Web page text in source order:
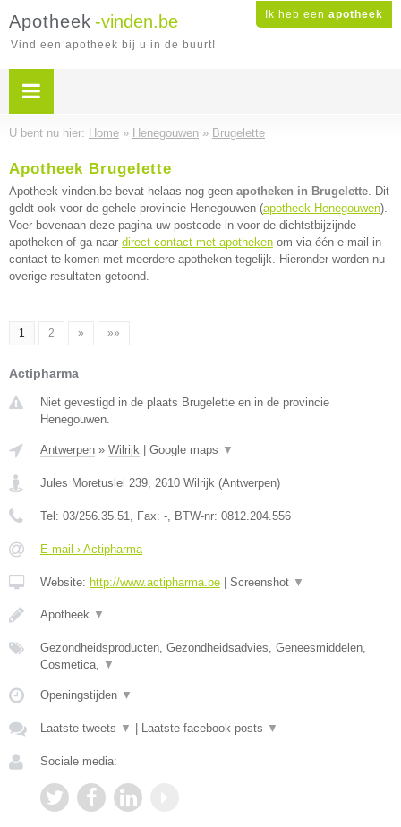
Ik heb een apotheek
Apotheek -vinden.be
Vind een apotheek bij u in de buurt!
U bent nu hier: Home » Henegouwen » Brugelette
Apotheek Brugelette
Apotheek-vinden.be bevat helaas nog geen apotheken in Brugelette. Dit
geldt ook voor de gehele provincie Henegouwen (apotheek Henegouwen).
Voer bovenaan deze pagina uw postcode in voor de dichtstbijzijnde
apotheken of ga naar direct contact met apotheken om via één e-mail in
contact te komen met meerdere apotheken tegelijk. Hieronder worden nu
overige resultaten getoond.
1 2 » »»
Actipharma
Niet gevestigd in de plaats Brugelette en in de provincie
Henegouwen.
Antwerpen » Wilrijk Google maps ▼
Jules Moretuslei 239, 2610 Wilrijk (Antwerpen)
Tel: 03/256.35.51, Fax: -, BTW-nr: 0812.204.556
E-mail › Actipharma
Website: http://www.actipharma.be Screenshot ▼
Apotheek ▼
Gezondheidsproducten, Gezondheidsadvies, Geneesmiddelen,
Cosmetica, ▼
Openingstijden ▼
Laatste tweets ▼ Laatste facebook posts ▼
Sociale media: